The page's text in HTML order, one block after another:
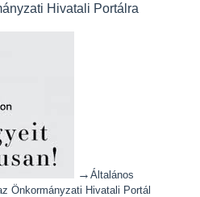
Hivatali Portálra
→ Általános
Önkormányzati Hivatali Portál